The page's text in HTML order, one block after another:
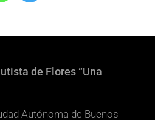
de Flores “Una
Autónoma de Buenos